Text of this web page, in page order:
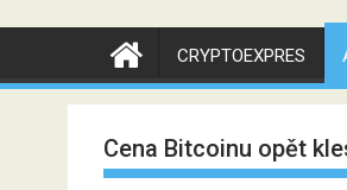
CRYPTOEXPRES
Cena Bitcoinu opět